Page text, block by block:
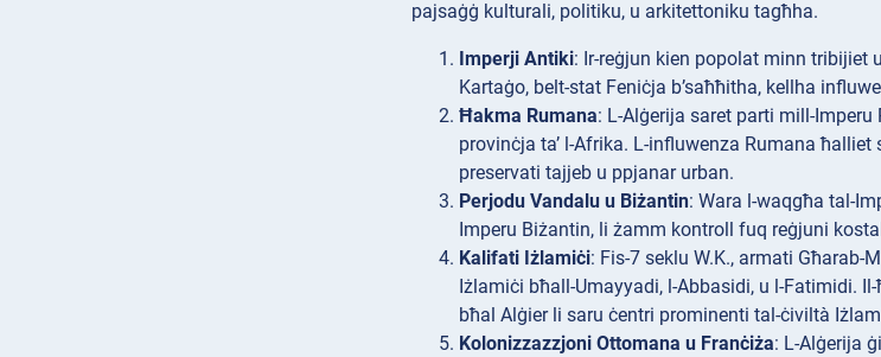
pajsaġġ kulturali, politiku, u arkitettoniku tagħha.
Imperji Antiki: Ir-reġjun kien popolat minn tribijiet
Kartaġo, belt-stat Feniċja b’saħħitha, kellha
Ħakma Rumana: L-Alġerija saret parti mill-
provinċja ta’ l-Afrika. L-influwenza Rumana
preservati tajjeb u ppjanar urban.
Perjodu Vandalu u Biżantin: Wara l-waqgħa tal-
Imperu Biżantin, li żamm kontroll fuq reġjuni
Kalifati Iżlamiċi: Fis-7 seklu W.K., armati
Iżlamiċi bħall-Umayyadi, l-Abbasidi, u l-Fatimidi.
bħal Alġier li saru ċentri prominenti tal-ċiviltà
Kolonizzazzjoni Ottomana u Franċiża: L-Alġerija